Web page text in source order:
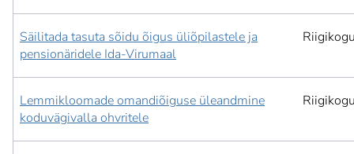
Säilitada tasuta sõidu õigus üliõpilastele ja
pensionäridele Ida-Virumaal
Lemmikloomade omandiõiguse üleandmine
koduvägivalla ohvritele